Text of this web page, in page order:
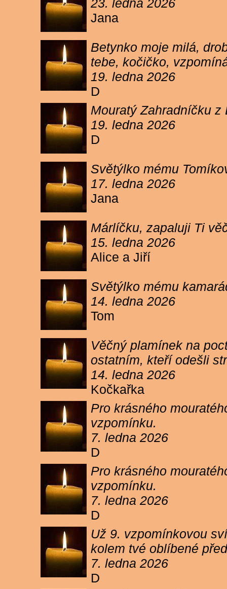
23. ledna 2026
Jana
Betynko moje milá,
tebe, kočičko,
19. ledna 2026
D
Mouratý Zahradníčku
19. ledna 2026
D
Světýlko mému
17. ledna 2026
Jana
Márlíčku, zapaluji Ti
15. ledna 2026
Alice a Jiří
Světýlko mému
14. ledna 2026
Tom
Věčný plamínek na
ostatním, kteří odešli
14. ledna 2026
Kočkařka
Pro krásného
vzpomínku.
7. ledna 2026
D
Pro krásného
vzpomínku.
7. ledna 2026
D
Už 9. vzpomínkovou
kolem tvé oblíbené
7. ledna 2026
D